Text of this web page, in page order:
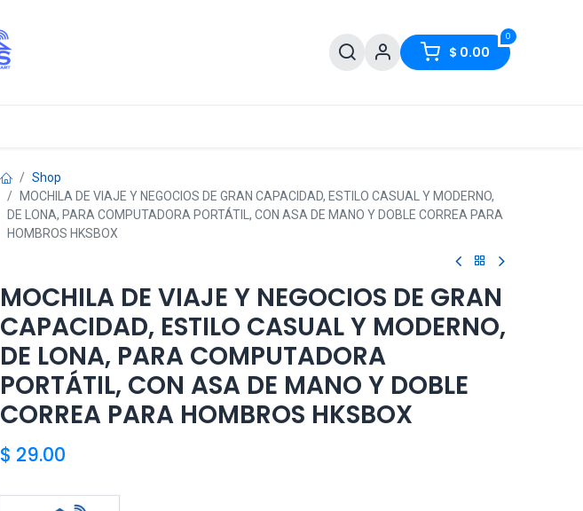
0
$ 0.00
Shop
MOCHILA DE VIAJE Y NEGOCIOS DE GRAN CAPACIDAD, ESTILO CASUAL Y MODERNO,
DE LONA, PARA COMPUTADORA PORTÁTIL, CON ASA DE MANO Y DOBLE CORREA PARA
HOMBROS HKSBOX
MOCHILA DE VIAJE Y NEGOCIOS DE GRAN
CAPACIDAD, ESTILO CASUAL Y MODERNO,
DE LONA, PARA COMPUTADORA
PORTÁTIL, CON ASA DE MANO Y DOBLE
CORREA PARA HOMBROS HKSBOX
$ 29.00